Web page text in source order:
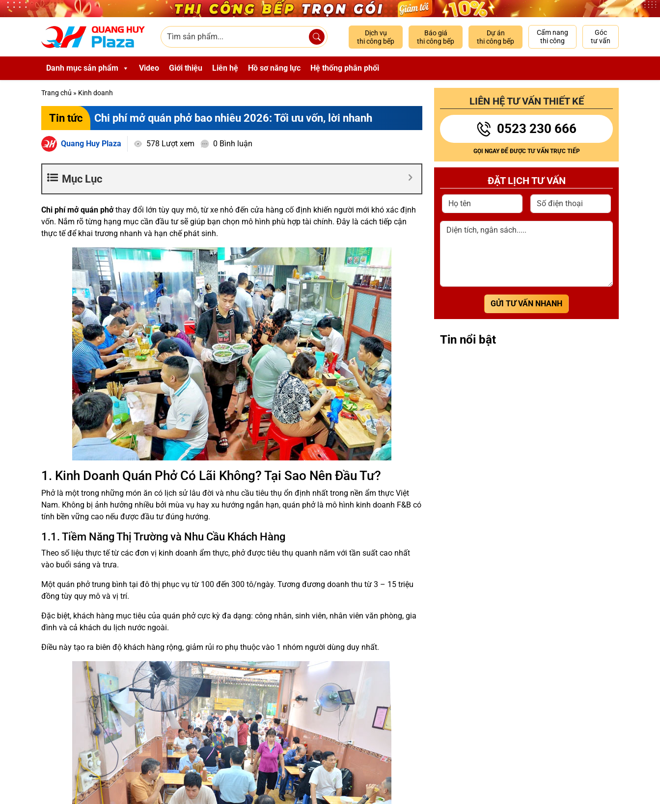
Skip to main content
Tìm sản phẩm
Dịch vụ
thi công bếp
Báo giá
thi công bếp
Dự án
thi công bếp
Cẩm nang
thi công
Góc
tư vấn
Danh mục sản phẩm Video Giới thiệu Liên hệ Hồ sơ năng lực Hệ thống phân phối
Trang chủ » Kinh doanh
Tin tức Chi phí mở quán phở bao nhiêu 2026: Tối ưu vốn, lời nhanh
Quang Huy Plaza 578 Lượt xem 0 Bình luận
Mục Lục
Chi phí mở quán phởthay đổi lớn tùy quy mô, từ xe nhỏ đến cửa hàng cố định khiến người mới khó xác định
vốn. Nắm rõ từng hạng mục cần đầu tư sẽ giúp bạn chọn mô hình phù hợp tài chính. Đây là cách tiếp cận
thực tế để khai trương nhanh và hạn chế phát sinh.
1. Kinh Doanh Quán Phở Có Lãi Không? Tại Sao Nên Đầu Tư?
Phở là một trong những món ăn có lịch sử lâu đời và nhu cầu tiêu thụ ổn định nhất trong nền ẩm thực Việt
Nam. Không bị ảnh hưởng nhiều bởi mùa vụ hay xu hướng ngắn hạn, quán phở là mô hình kinh doanh F&B có
tính bền vững cao nếu được đầu tư đúng hướng.
1.1. Tiềm Năng Thị Trường và Nhu Cầu Khách Hàng
Theo số liệu thực tế từ các đơn vị kinh doanh ẩm thực, phở được tiêu thụ quanh năm với tần suất cao nhất
vào buổi sáng và trưa.
Một quán phở trung bình tại đô thị phục vụ từ 100 đến 300 tô/ngày. Tương đương doanh thu từ 3 – 15 triệu
đồng tùy quy mô và vị trí.
Đặc biệt, khách hàng mục tiêu của quán phở cực kỳ đa dạng: công nhân, sinh viên, nhân viên văn phòng, gia
đình và cả khách du lịch nước ngoài.
Điều này tạo ra biên độ khách hàng rộng, giảm rủi ro phụ thuộc vào 1 nhóm người dùng duy nhất.
LIÊN HỆ TƯ VẤN THIẾT KẾ
0523 230 666
GỌI NGAY ĐỂ ĐƯỢC TƯ VẤN TRỰC TIẾP
ĐẶT LỊCH TƯ VẤN
Họ tên Số điện thoại
Diện tích, ngân sách.....
GỬI TƯ VẤN NHANH
Tin nổi bật